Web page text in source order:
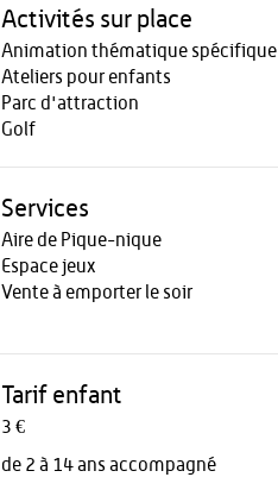
Activités sur place
Animation thématique spécifique
Ateliers pour enfants
Parc d'attraction
Golf
Services
Aire de Pique-nique
Espace jeux
Vente à emporter le soir
Tarif enfant
3 €
de 2 à 14 ans accompagné